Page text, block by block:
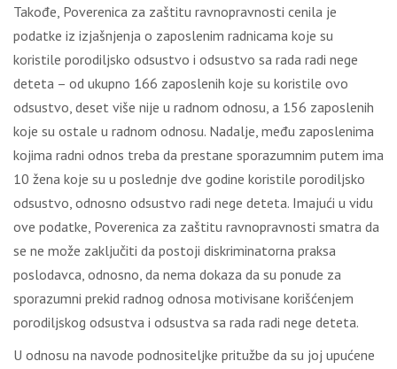
Takođe, Poverenica za zaštitu ravnopravnosti cenila je
podatke iz izjašnjenja o zaposlenim radnicama koje su
koristile porodiljsko odsustvo i odsustvo sa rada radi nege
deteta – od ukupno 166 zaposlenih koje su koristile ovo
odsustvo, deset više nije u radnom odnosu, a 156 zaposlenih
koje su ostale u radnom odnosu. Nadalje, među zaposlenima
kojima radni odnos treba da prestane sporazumnim putem ima
10 žena koje su u poslednje dve godine koristile porodiljsko
odsustvo, odnosno odsustvo radi nege deteta. Imajući u vidu
ove podatke, Poverenica za zaštitu ravnopravnosti smatra da
se ne može zaključiti da postoji diskriminatorna praksa
poslodavca, odnosno, da nema dokaza da su ponude za
sporazumni prekid radnog odnosa motivisane korišćenjem
porodiljskog odsustva i odsustva sa rada radi nege deteta.
U odnosu na navode podnositeljke pritužbe da su joj upućene